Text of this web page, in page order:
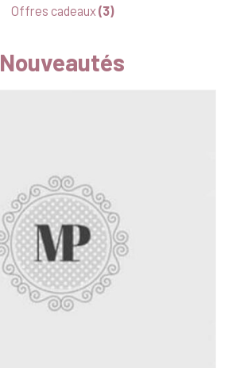
Offres cadeaux(3)
Nouveautés